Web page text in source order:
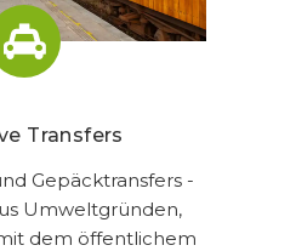
Transfers
Gepäcktransfers -
Umweltgründen,
dem öffentlichem